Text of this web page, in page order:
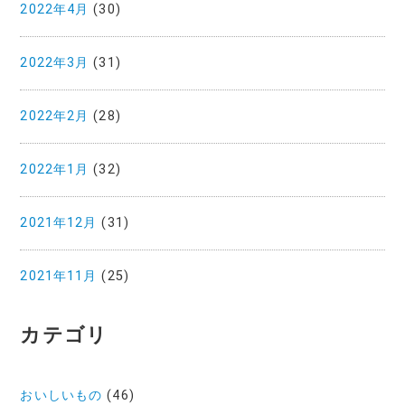
2022年4月 (30)
2022年3月 (31)
2022年2月 (28)
2022年1月 (32)
2021年12月 (31)
2021年11月 (25)
カテゴリ
おいしいもの (46)